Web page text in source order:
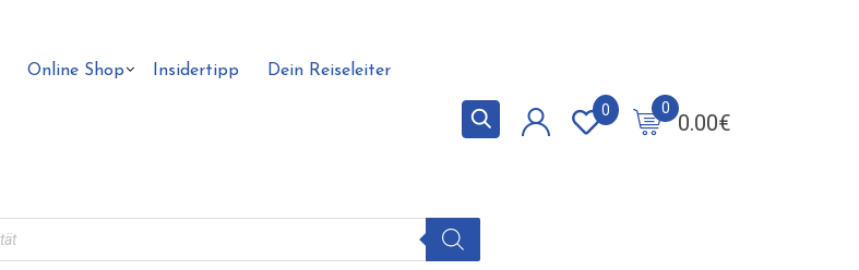
Online Shop Insidertipp Dein Reiseleiter
0.00€
0
0